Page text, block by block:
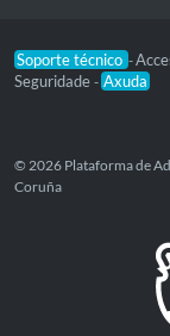
Soporte técnico -
Seguridade - Axuda
© 2026 Plataforma de
Coruña